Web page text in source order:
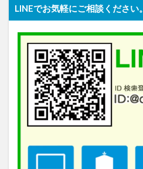
LINEでお気軽にご相談ください。